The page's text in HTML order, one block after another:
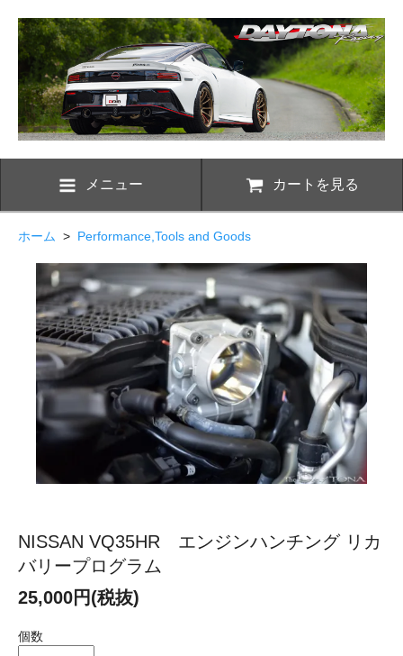
メニュー カートを見る
ホーム > Performance,Tools and Goods
NISSAN VQ35HR エンジンハンチング リカ
バリープログラム
25,000円(税抜)
個数